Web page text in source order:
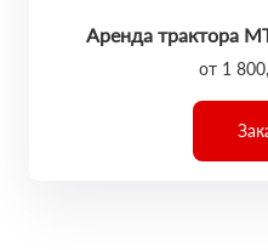
Аренда трактора
от 1